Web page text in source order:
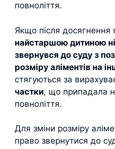
повноліття.
Якщо після досягнення
найстаршою дитиною
звернувся до суду з
розміру аліментів на
стягуються за
частки, що припадала
повноліття.
Для зміни розміру
право звернутися до